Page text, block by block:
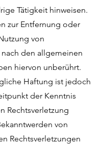
Tätigkeit hinweisen.
zur Entfernung oder
von
den allgemeinen
hiervon unberührt.
Haftung ist jedoch
der Kenntnis
Rechtsverletzung
von
Rechtsverletzungen